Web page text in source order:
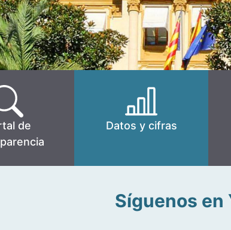
de
Datos y cifras
Síguenos en